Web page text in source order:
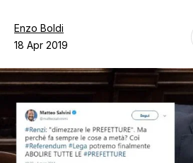
Contatti
Enzo Boldi
18 Apr 2019